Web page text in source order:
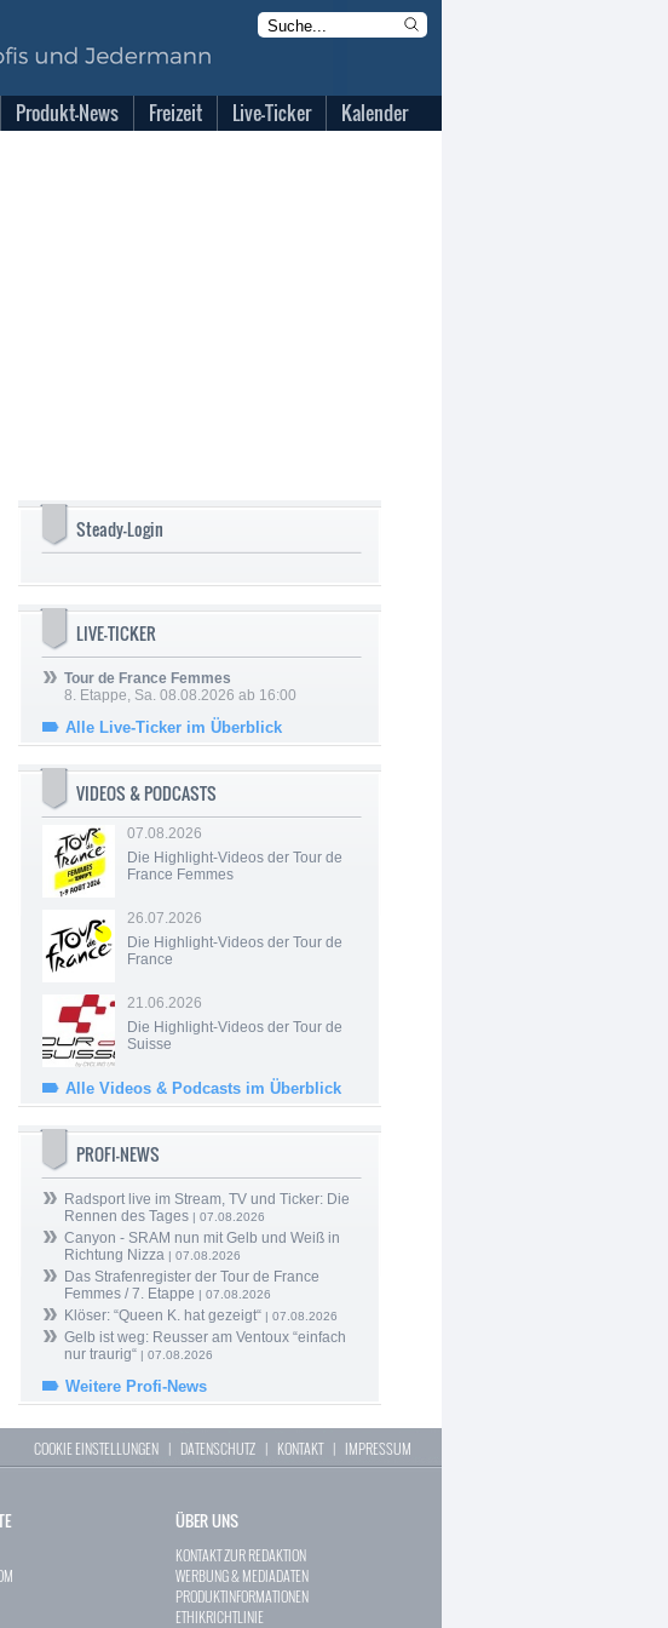
Produkt-News Freizeit Live-Ticker Kalender
Steady-Login
LIVE-TICKER
Tour de France Femmes
8. Etappe, Sa. 08.08.2026 ab 16:00
Alle Live-Ticker im Überblick
VIDEOS & PODCASTS
07.08.2026
Die Highlight-Videos der Tour de
France Femmes
26.07.2026
Die Highlight-Videos der Tour de
France
21.06.2026
Die Highlight-Videos der Tour de
Suisse
Alle Videos & Podcasts im Überblick
PROFI-NEWS
Radsport live im Stream, TV und Ticker: Die
Rennen des Tages | 07.08.2026
Canyon - SRAM nun mit Gelb und Weiß in
Richtung Nizza | 07.08.2026
Das Strafenregister der Tour de France
Femmes / 7. Etappe | 07.08.2026
Klöser: “Queen K. hat gezeigt“ | 07.08.2026
Gelb ist weg: Reusser am Ventoux “einfach
nur traurig“ | 07.08.2026
Weitere Profi-News
COOKIE EINSTELLUNGEN | DATENSCHUTZ | KONTAKT| IMPRESSUM
ÜBER UNS
KONTAKT ZUR REDAKTION
WERBUNG & MEDIADATEN
PRODUKTINFORMATIONEN
ETHIKRICHTLINIE